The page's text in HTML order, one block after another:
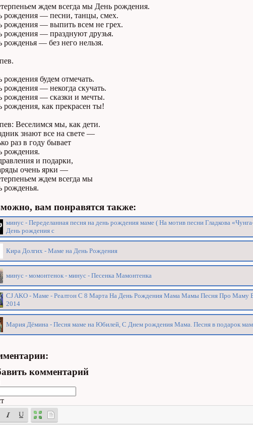
ждем всегда мы День рождения.
рождения — песни, танцы, смех.
рождения — выпить всем не грех.
рождения — празднуют друзья.
рожденья — без него нельзя.
рождения будем отмечать.
рождения — некогда скучать.
рождения — сказки и мечты.
рождения, как прекрасен ты!
Веселимся мы, как дети.
знают все на свете —
раз в году бывает
рождения.
и подарки,
очень ярки —
ждем всегда мы
рожденья.
вам понравятся также:
минус - Переделанная песня на день рождения маме ( На мотив песни Гладкова
День рождения с
Кира Долгих - Маме на День Рождения
минус - момонтенок - минус - Песенка Мамонтенка
CJ AKO - Маме - Реалтон С 8 Марта На День Рождения Мама Мамы Песня Про Маму
2014
Мария Дёмина - Песня маме на Юбилей, С Днем рождения Мама. Песня в подарок
комментарий